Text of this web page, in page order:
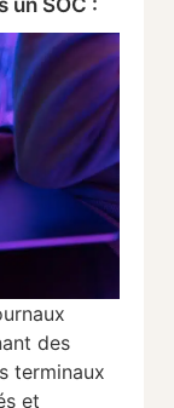
des
terminaux
et